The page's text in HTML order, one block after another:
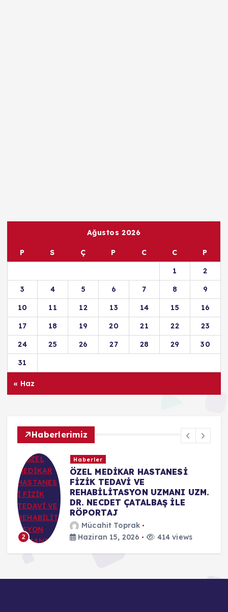
Ağustos 2026
P S Ç P C C
P
1
2
3
4 5 6 7 8
9
10
11 12 13 14 15
16
17
18 19 20 21 22
23
24
25 26 27 28 29
30
31
« Haz
Haberlerimiz
2
Haberler
ÖZEL MEDİKAR HASTANESİ
FİZİK TEDAVİ VE
REHABİLİTASYON UZMANI UZM.
DR. NECDET ÇATALBAŞ İLE
RÖPORTAJ
Mücahit Toprak
Haziran 15, 2026
414 views